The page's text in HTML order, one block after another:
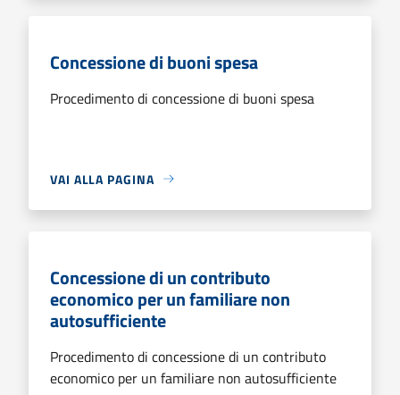
Concessione di buoni spesa
Procedimento di concessione di buoni spesa
VAI ALLA PAGINA
Concessione di un contributo
economico per un familiare non
autosufficiente
Procedimento di concessione di un contributo
economico per un familiare non autosufficiente